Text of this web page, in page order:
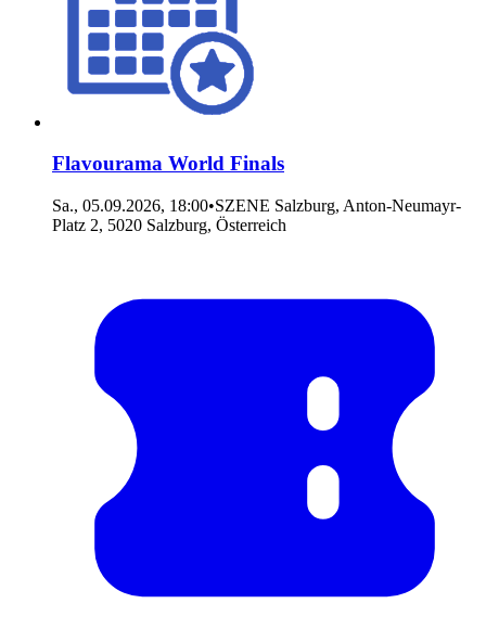
Flavourama World Finals
Sa., 05.09.2026, 18:00•SZENE Salzburg, Anton-Neumayr-
Platz 2, 5020 Salzburg, Österreich